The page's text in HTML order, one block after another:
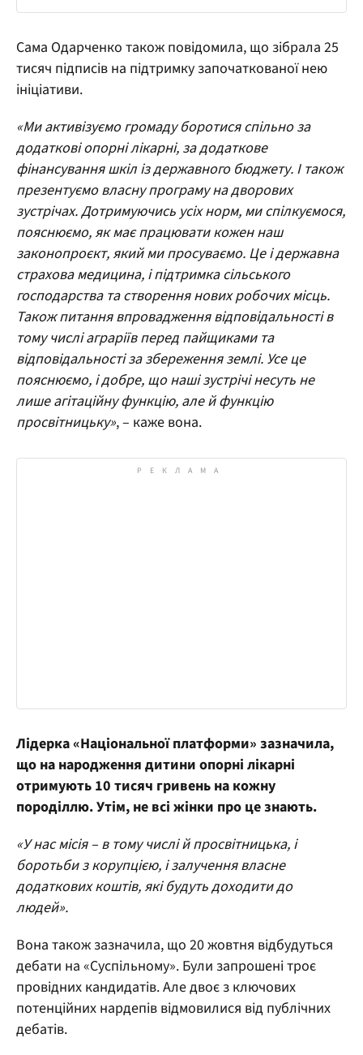
Сама Одарченко також повідомила, що зібрала 25
тисяч підписів на підтримку започаткованої нею
ініціативи.
«Ми активізуємо громаду боротися спільно за
додаткові опорні лікарні, за додаткове
фінансування шкіл із державного бюджету. І також
презентуємо власну програму на дворових
зустрічах. Дотримуючись усіх норм, ми спілкуємося,
пояснюємо, як має працювати кожен наш
законопроєкт, який ми просуваємо. Це і державна
страхова медицина, і підтримка сільського
господарства та створення нових робочих місць.
Також питання впровадження відповідальності в
тому числі аграріїв перед пайщиками та
відповідальності за збереження землі. Усе це
пояснюємо, і добре, що наші зустрічі несуть не
лише агітаційну функцію, але й функцію
просвітницьку», – каже вона.
Лідерка «Національної платформи» зазначила,
що на народження дитини опорні лікарні
отримують 10 тисяч гривень на кожну
породіллю. Утім, не всі жінки про це знають.
«У нас місія – в тому числі й просвітницька, і
боротьби з корупцією, і залучення власне
додаткових коштів, які будуть доходити до
людей».
Вона також зазначила, що 20 жовтня відбудуться
дебати на «Суспільному». Були запрошені троє
провідних кандидатів. Але двоє з ключових
потенційних нардепів відмовилися від публічних
дебатів.